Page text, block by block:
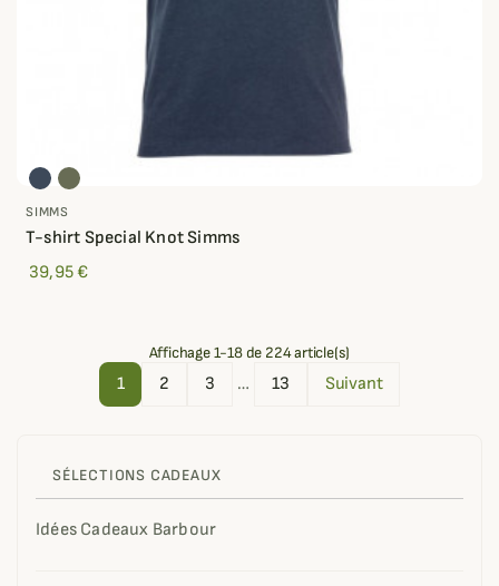
SÉLECTIONS CADEAUX
Idées Cadeaux Barbour
SIMMS
T-shirt Special Knot Simms
39,95 €
Affichage 1-18 de 224 article(s)
1 2 3 … 13 Suivant